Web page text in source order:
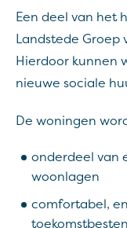
Een deel van het
Landstede Groep
Hierdoor kunnen
nieuwe sociale
De woningen
onderdeel van
woonlagen
comfortabel,